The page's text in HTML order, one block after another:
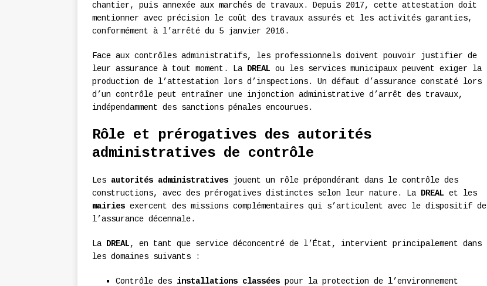
chantier, puis annexée aux marchés de travaux. Depuis 2017, cette attestation doit
mentionner avec précision le coût des travaux assurés et les activités garanties,
conformément à l’arrêté du 5 janvier 2016.
Face aux contrôles administratifs, les professionnels doivent pouvoir justifier de
leur assurance à tout moment. La
DREAL ou les services municipaux peuvent exiger la
production de l’attestation lors d’inspections. Un défaut d’assurance constaté lors
d’un contrôle peut entraîner une injonction administrative d’arrêt des travaux,
indépendamment des sanctions pénales encourues.
Rôle et prérogatives des autorités
administratives de contrôle
Les autorités administratives jouent un rôle prépondérant dans le contrôle des
constructions, avec des prérogatives distinctes selon leur nature. La
DREAL et les
mairies exercent des missions complémentaires qui s’articulent avec le dispositif de
l’assurance décennale.
La DREAL, en tant que service déconcentré de l’État, intervient principalement dans
les domaines suivants :
Contrôle des installations classées pour la protection de l’environnement